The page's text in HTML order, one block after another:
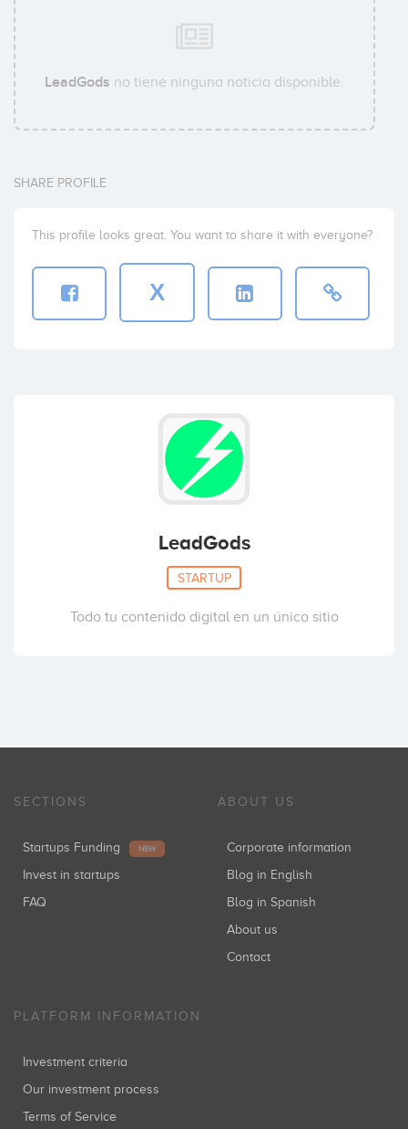
LeadGods no tiene ninguna noticia disponible.
SHARE PROFILE
This profile looks great. You want to share it with everyone?
X
LeadGods
STARTUP
Todo tu contenido digital en un único sitio
SECTIONS
Startups Funding NEW
Invest in startups
FAQ
ABOUT US
Corporate information
Blog in English
Blog in Spanish
About us
Contact
PLATFORM INFORMATION
Investment criteria
Our investment process
Terms of Service